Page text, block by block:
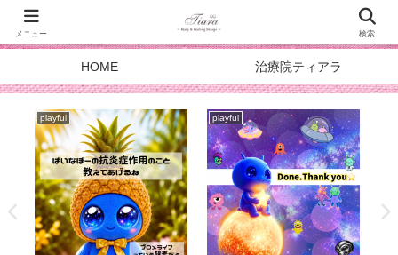
HOME 治療院ティアラ
playful playful
メニュー 検索